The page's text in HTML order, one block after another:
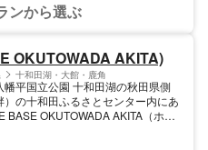
ンから選ぶ
OKUTOWADA AKITA)
十和田湖・大館・鹿角
幡平国立公園 十和田湖の秋田県側
）の十和田ふるさとセンター内にあ
BASE OKUTOWADA AKITA（ホビ